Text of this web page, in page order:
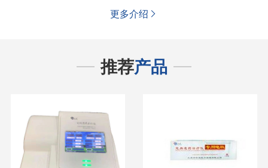
更多介绍 
推荐产品